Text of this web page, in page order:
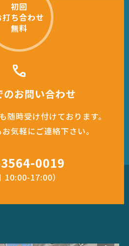
初回
打ち合わせ
無料
call
のお問い合わせ
随時受け付けております。
気軽にご連絡下さい。
0019
10:00-17:00）